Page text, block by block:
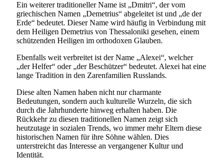
Ein weiterer traditioneller Name ist „Dmitri“, der vom
griechischen Namen „Demetrius“ abgeleitet ist und „de der
Erde“ bedeutet. Dieser Name wird häufig in Verbindung mit
dem Heiligen Demetrius von Thessaloniki gesehen, einem
schützenden Heiligen im orthodoxen Glauben.
Ebenfalls weit verbreitet ist der Name „Alexei“, welcher
„der Helfer“ oder „der Beschützer“ bedeutet. Alexei hat eine
lange Tradition in den Zarenfamilien Russlands.
Diese alten Namen haben nicht nur charmante
Bedeutungen, sondern auch kulturelle Wurzeln, die sich
durch die Jahrhunderte hinweg erhalten haben. Die
Rückkehr zu diesen traditionellen Namen zeigt sich
heutzutage in sozialen Trends, wo immer mehr Eltern diese
historischen Namen für ihre Söhne wählen. Dies
unterstreicht das Interesse an vergangener Kultur und
Identität.